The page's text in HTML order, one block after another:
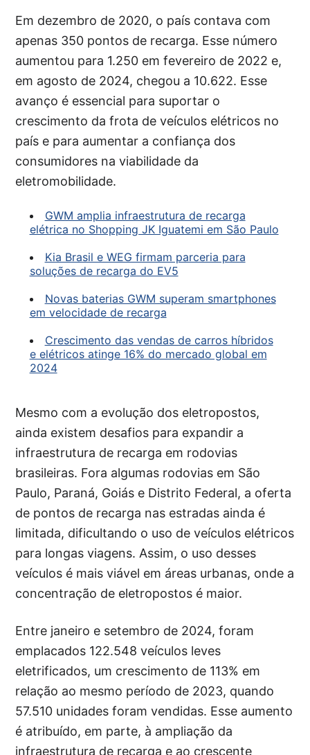
Em dezembro de 2020, o país contava com
apenas 350 pontos de recarga. Esse número
aumentou para 1.250 em fevereiro de 2022 e,
em agosto de 2024, chegou a 10.622. Esse
avanço é essencial para suportar o
crescimento da frota de veículos elétricos no
país e para aumentar a confiança dos
consumidores na viabilidade da
eletromobilidade.
GWM amplia infraestrutura de recarga
elétrica no Shopping JK Iguatemi em São Paulo
Kia Brasil e WEG firmam parceria para
soluções de recarga do EV5
Novas baterias GWM superam smartphones
em velocidade de recarga
Crescimento das vendas de carros híbridos
e elétricos atinge 16% do mercado global em
2024
Mesmo com a evolução dos eletropostos,
ainda existem desafios para expandir a
infraestrutura de recarga em rodovias
brasileiras. Fora algumas rodovias em São
Paulo, Paraná, Goiás e Distrito Federal, a oferta
de pontos de recarga nas estradas ainda é
limitada, dificultando o uso de veículos elétricos
para longas viagens. Assim, o uso desses
veículos é mais viável em áreas urbanas, onde a
concentração de eletropostos é maior.
Entre janeiro e setembro de 2024, foram
emplacados 122.548 veículos leves
eletrificados, um crescimento de 113% em
relação ao mesmo período de 2023, quando
57.510 unidades foram vendidas. Esse aumento
é atribuído, em parte, à ampliação da
infraestrutura de recarga e ao crescente